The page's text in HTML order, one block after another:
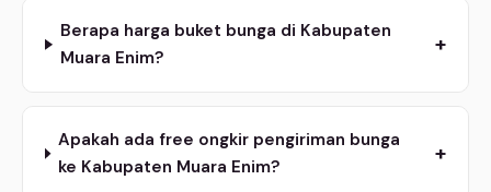
Berapa harga buket bunga di Kabupaten
Muara Enim?
+
Apakah ada free ongkir pengiriman bunga
ke Kabupaten Muara Enim?
+